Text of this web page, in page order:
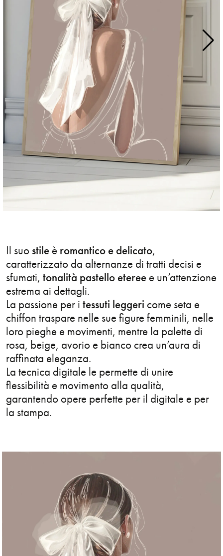
Il suo stile è romantico e delicato,
caratterizzato da alternanze di tratti decisi e
sfumati,tonalità pastello eteree e un’attenzione
estrema ai dettagli.
La passione per itessuti leggeri come seta e
chiffon traspare nelle sue figure femminili, nelle
loro pieghe e movimenti, mentre la palette di
rosa, beige, avorio e bianco crea un’aura di
raffinata eleganza.
La tecnica digitale le permette di unire
flessibilità e movimento alla qualità,
garantendo opere perfette per il digitale e per
la stampa.
Pattern
Political
Portrait
Product
Production
Sculpture
Social Media Content
Sound
Sport
Store & Sets
Tattoo
Technology
Travel